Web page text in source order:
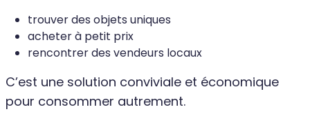
trouver des objets uniques
acheter à petit prix
rencontrer des vendeurs locaux
C’est une solution conviviale et économique
pour consommer autrement.